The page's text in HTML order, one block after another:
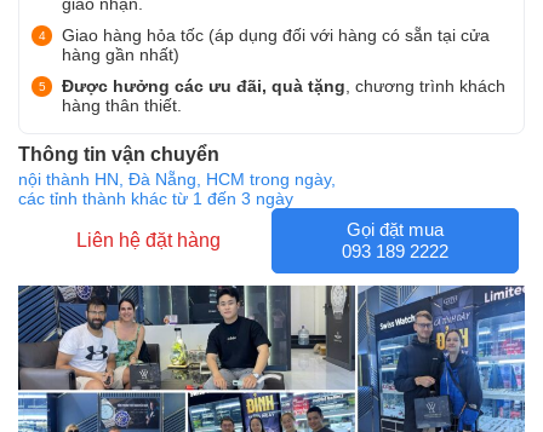
Giao hàng hỏa tốc (áp dụng đối với hàng có sẵn tại cửa
hàng gần nhất)
Được hưởng các ưu đãi, quà tặng , chương trình khách
hàng thân thiết.
Thông tin vận chuyển
nội thành HN, Đà Nẵng, HCM trong ngày,
các tỉnh thành khác từ 1 đến 3 ngày
Liên hệ đặt hàng
Gọi đặt mua
093 189 2222